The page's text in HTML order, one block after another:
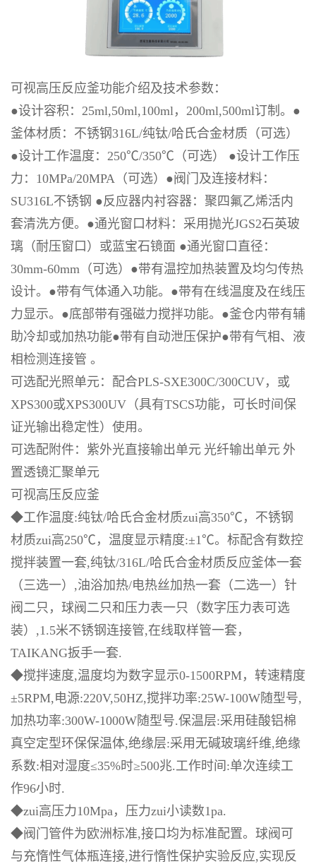
可视高压反应釜功能介绍及技术参数：
●设计容积： 25ml,50ml,100ml ， 200ml,500ml订制。 ●
釜体材质：不锈钢 316L/纯钛/哈氏合金材质（可选）
●设计工作温度： 250℃/350℃ （可选） ●设计工作压
力： 10MPa/20MPA （可选） ●阀门及连接材料：
SU316L不锈钢 ●反应器内衬容器：聚四氟乙烯活内
套清洗方便。 ●通光窗口材料：采用抛光JGS2石英玻
璃（耐压窗口）或蓝宝石镜面 ●通光窗口直径：
30mm-60mm （可选） ●带有温控加热装置及均匀传热
设计。 ●带有气体通入功能。 ●带有在线温度及在线压
力显示。 ●底部带有强磁力搅拌功能。 ●釜仓内带有辅
助冷却或加热功能●带有自动泄压保护●带有气相、液
相检测连接管 。
可选配光照单元：配合PLS-SXE300C/300CUV，或
XPS300或XPS300UV （具有TSCS功能，可长时间保
证光输出稳定性）使用。
可选配附件：紫外光直接输出单元 光纤输出单元 外
置透镜汇聚单元
可视高压反应釜
◆工作温度:纯钛/哈氏合金材质zui高350℃ ，不锈钢
材质zui高250℃ ，温度显示精度:±1℃。标配含有数控
搅拌装置一套,纯钛/316L/哈氏合金材质反应釜体一套
（三选一） ,油浴加热/电热丝加热一套（二选一）针
阀二只，球阀二只和压力表一只（数字压力表可选
装） ,1.5米不锈钢连接管,在线取样管一套，
TAIKANG扳手一套.
◆搅拌速度,温度均为数字显示0-1500RPM，转速精度
±5RPM, 电源:220V,50HZ,搅拌功率:25W-100W随型号,
加热功率:300W-1000W随型号.保温层:采用硅酸铝棉
真空定型环保保温体,绝缘层:采用无碱玻璃纤维,绝缘
系数:相对湿度≤35%时≥500兆. 工作时间 :单次连续工
作96小时.
◆zui高压力10Mpa ，压力zui小读数1pa.
◆阀门管件为欧洲标准,接口均为标准配置。球阀可
与充惰性气体瓶连接,进行惰性保护实验反应,实现反